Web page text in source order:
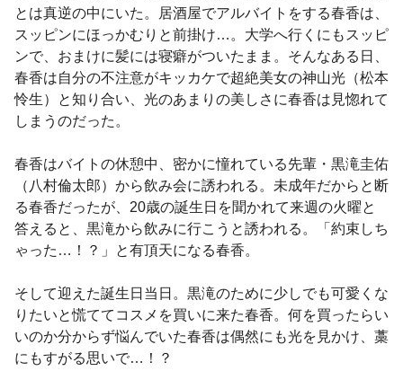
とは真逆の中にいた。居酒屋でアルバイトをする春香は、
スッピンにほっかむりと前掛け…。大学へ行くにもスッピ
ンで、おまけに髪には寝癖がついたまま。そんなある日、
春香は自分の不注意がキッカケで超絶美女の神山光（松本
怜生）と知り合い、光のあまりの美しさに春香は見惚れて
しまうのだった。
春香はバイトの休憩中、密かに憧れている先輩・黒滝圭佑
（八村倫太郎）から飲み会に誘われる。未成年だからと断
る春香だったが、20歳の誕生日を聞かれて来週の火曜と
答えると、黒滝から飲みに行こうと誘われる。「約束しち
ゃった…！？」と有頂天になる春香。
そして迎えた誕生日当日。黒滝のために少しでも可愛くな
りたいと慌ててコスメを買いに来た春香。何を買ったらい
いのか分からず悩んでいた春香は偶然にも光を見かけ、藁
にもすがる思いで…！？